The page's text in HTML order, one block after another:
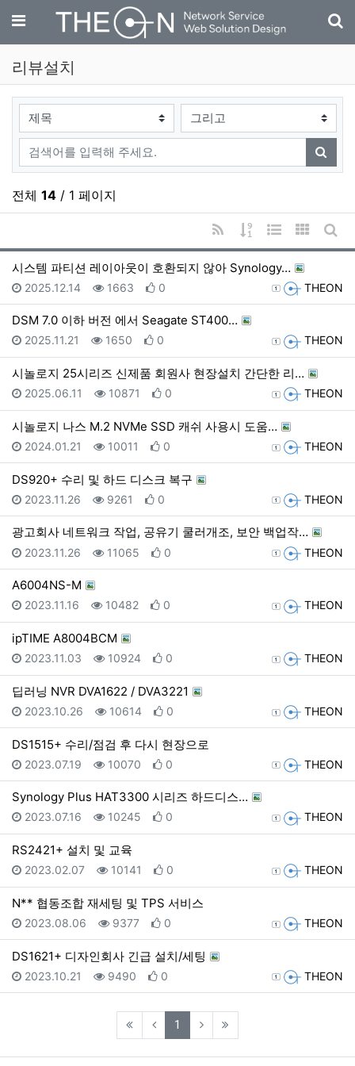
메뉴
리뷰설치
검색대상
검색어
검색
전체 14 / 1 페이지
RSS
게시물 정렬
웹진 스타일
갤러리게
시스템 파티션 레이아웃이 호환되지 않아 Synology…
등록자 THEON
등록일
2025.12.14 조회
1663 추천
0
DSM 7.0 이하 버전 에서 Seagate ST400…
등록자 THEON
등록일
2025.11.21 조회
1650 추천
0
시놀로지 25시리즈 신제품 회원사 현장설치 간단한 리…
등록자 THEON
등록일
2025.06.11 조회
10871 추천
0
시놀로지 나스 M.2 NVMe SSD 캐쉬 사용시 도움…
등록자 THEON
등록일
2024.01.21 조회
10011 추천
0
DS920+ 수리 및 하드 디스크 복구
등록자 THEON
등록일
2023.11.26 조회
9261 추천
0
광고회사 네트워크 작업, 공유기 쿨러개조, 보안 백업작…
등록자 THEON
등록일
2023.11.26 조회
11065 추천
0
A6004NS-M
등록자 THEON
등록일
2023.11.16 조회
10482 추천
0
ipTIME A8004BCM
등록자 THEON
등록일
2023.11.03 조회
10924 추천
0
딥러닝 NVR DVA1622 / DVA3221
등록자 THEON
등록일
2023.10.26 조회
10614 추천
0
DS1515+ 수리/점검 후 다시 현장으로
등록자 THEON
등록일
2023.07.19 조회
10070 추천
0
Synology Plus HAT3300 시리즈 하드디스…
등록자 THEON
등록일
2023.07.16 조회
10245 추천
0
RS2421+ 설치 및 교육
등록자 THEON
등록일
2023.02.07 조회
10141 추천
0
N** 협동조합 재세팅 및 TPS 서비스
등록자 THEON
등록일
2023.08.06 조회
9377 추천
0
DS1621+ 디자인회사 긴급 설치/세팅
등록자 THEON
등록일
2023.10.21 조회
9490 추천
0
1 (current)